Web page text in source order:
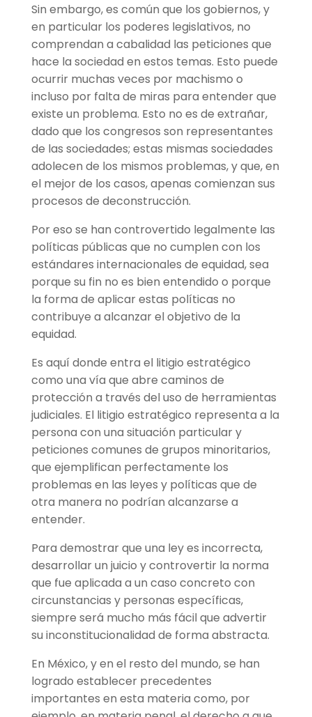
Sin embargo, es común que los gobiernos, y
en particular los poderes legislativos, no
comprendan a cabalidad las peticiones que
hace la sociedad en estos temas. Esto puede
ocurrir muchas veces por machismo o
incluso por falta de miras para entender que
existe un problema. Esto no es de extrañar,
dado que los congresos son representantes
de las sociedades; estas mismas sociedades
adolecen de los mismos problemas, y que, en
el mejor de los casos, apenas comienzan sus
procesos de deconstrucción.
Por eso se han controvertido legalmente las
políticas públicas que no cumplen con los
estándares internacionales de equidad, sea
porque su fin no es bien entendido o porque
la forma de aplicar estas políticas no
contribuye a alcanzar el objetivo de la
equidad.
Es aquí donde entra el litigio estratégico
como una vía que abre caminos de
protección a través del uso de herramientas
judiciales. El litigio estratégico representa a la
persona con una situación particular y
peticiones comunes de grupos minoritarios,
que ejemplifican perfectamente los
problemas en las leyes y políticas que de
otra manera no podrían alcanzarse a
entender.
Para demostrar que una ley es incorrecta,
desarrollar un juicio y controvertir la norma
que fue aplicada a un caso concreto con
circunstancias y personas específicas,
siempre será mucho más fácil que advertir
su inconstitucionalidad de forma abstracta.
En México, y en el resto del mundo, se han
logrado establecer precedentes
importantes en esta materia como, por